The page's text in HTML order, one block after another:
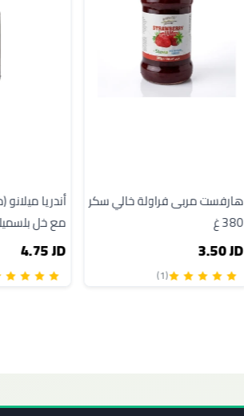
هارفست مربى فراولة خالي سكر
380 غ
3.50 JD
(1)
أندريا
مع خل بلسميك
4.75 JD